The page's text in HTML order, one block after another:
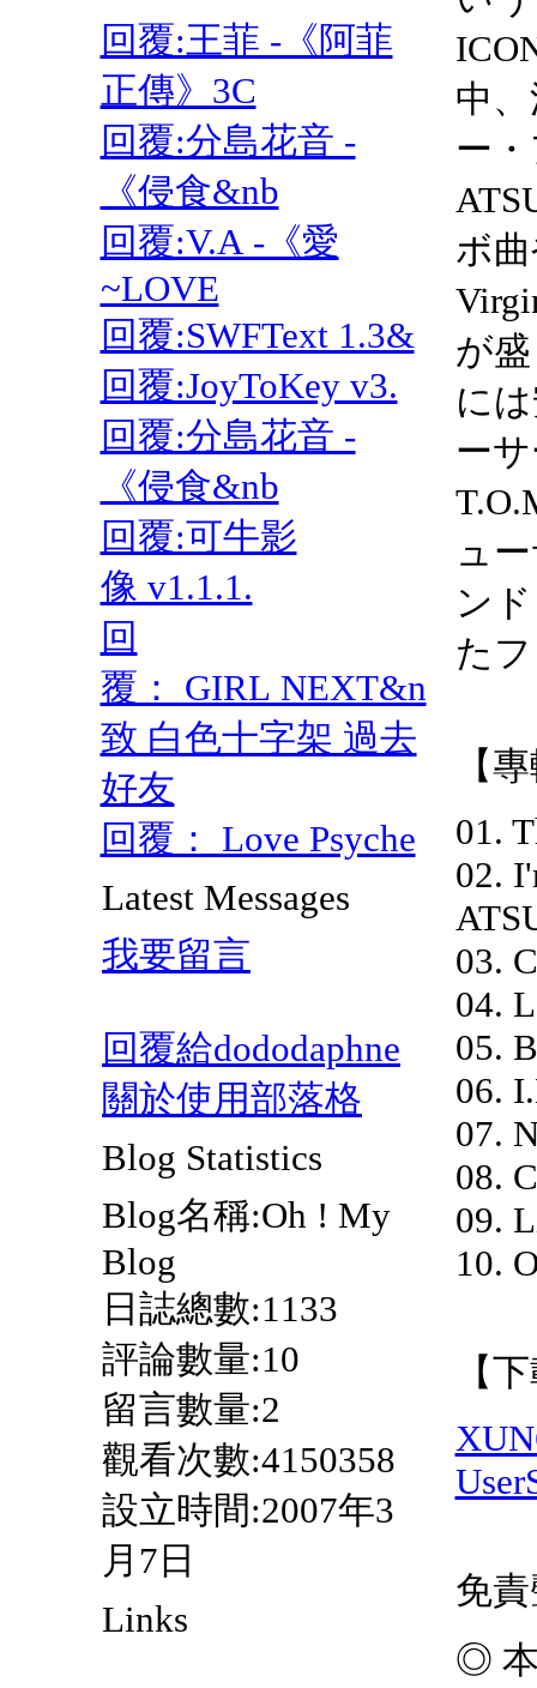
回覆:王菲 -《阿菲
正傳》3C
回覆:分島花音 -
《侵食&nb
回覆:V.A -《愛
~LOVE
回覆:SWFText 1.3&
回覆:JoyToKey v3.
回覆:分島花音 -
《侵食&nb
回覆:可牛影
像 v1.1.1.
回
覆： GIRL NEXT&n
致 白色十字架 過去
好友
回覆： Love Psyche
Latest Messages
我要留言
回覆給dododaphne
關於使用部落格
Blog Statistics
Blog名稱:Oh ! My
Blog
日誌總數:1133
評論數量:10
留言數量:2
觀看次數:4150358
設立時間:2007年3
月7日
Links
中
ー
ボ
が
に
ー
ュ
ン
た
【
01.
02.
03.
04.
05.
06.
07.
08.
09.
10.
【
免
◎ 本